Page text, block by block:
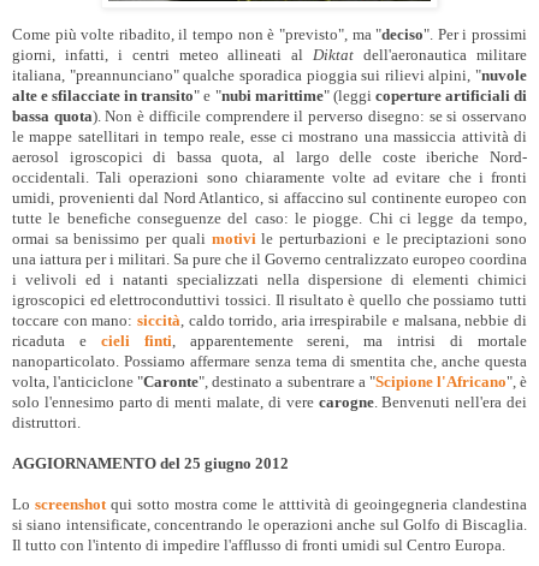
Come più volte ribadito, il tempo non è "previsto", ma "deciso". Per i prossimi
giorni, infatti, i centri meteo allineati alDiktatdell'aeronautica militare
italiana, "preannunciano" qualche sporadica pioggia sui rilievi alpini, "nuvole
alte e sfilacciate in transito" e "nubi marittime" (leggi coperture artificiali di
bassa quota). Non è difficile comprendere il perverso disegno: se si osservano
le mappe satellitari in tempo reale, esse ci mostrano una massiccia attività di
aerosol igroscopici di bassa quota, al largo delle coste iberiche Nord-
occidentali. Tali operazioni sono chiaramente volte ad evitare che i fronti
umidi, provenienti dal Nord Atlantico, si affaccino sul continente europeo con
tutte le benefiche conseguenze del caso: le piogge. Chi ci legge da tempo,
ormai sa benissimo per quali motivile perturbazioni e le preciptazioni sono
una iattura per i militari. Sa pure che il Governo centralizzato europeo coordina
i velivoli ed i natanti specializzati nella dispersione di elementi chimici
igroscopici ed elettroconduttivi tossici. Il risultato è quello che possiamo tutti
toccare con mano: siccità, caldo torrido, aria irrespirabile e malsana, nebbie di
ricaduta e cieli finti, apparentemente sereni, ma intrisi di mortale
nanoparticolato. Possiamo affermare senza tema di smentita che, anche questa
volta, l'anticiclone "Caronte", destinato a subentrare a "Scipione l'Africano", è
solo l'ennesimo parto di menti malate, di vere carogne. Benvenuti nell'era dei
distruttori.
AGGIORNAMENTO del 25 giugno 2012
Lo screenshot qui sotto mostra come le atttività di geoingegneria clandestina
si siano intensificate, concentrando le operazioni anche sul Golfo di Biscaglia.
Il tutto con l'intento di impedire l'afflusso di fronti umidi sul Centro Europa.